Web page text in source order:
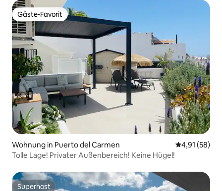
Gäste-Favorit
Gäste-Favorit
Wohnung in Puerto del Carmen
4,91 (58)
Tolle Lage! Privater Außenbereich! Keine Hügel!
Superhost